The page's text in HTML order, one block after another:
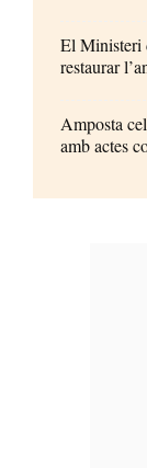
El Ministeri
restaurar
Amposta
amb actes